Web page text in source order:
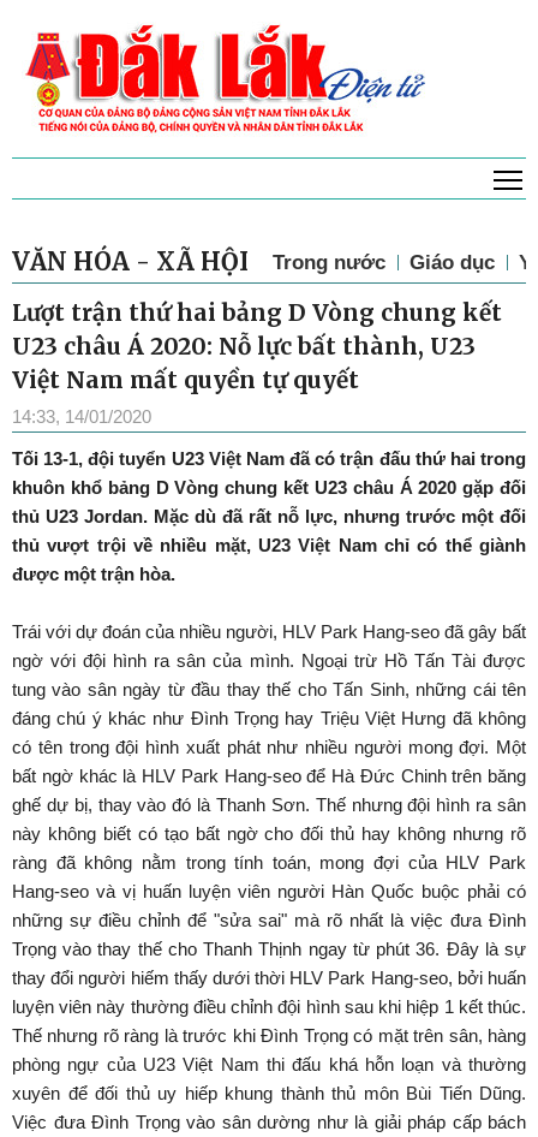
VĂN HÓA - XÃ HỘI Trong nước Giáo dục Y
Lượt trận thứ hai bảng D Vòng chung kết
U23 châu Á 2020: Nỗ lực bất thành, U23
Việt Nam mất quyền tự quyết
14:33, 14/01/2020
Tối 13-1, đội tuyển U23 Việt Nam đã có trận đấu thứ hai trong
khuôn khổ bảng D Vòng chung kết U23 châu Á 2020 gặp đối
thủ U23 Jordan. Mặc dù đã rất nỗ lực, nhưng trước một đối
thủ vượt trội về nhiều mặt, U23 Việt Nam chỉ có thể giành
được một trận hòa.
Trái với dự đoán của nhiều người, HLV Park Hang-seo đã gây bất
ngờ với đội hình ra sân của mình. Ngoại trừ Hồ Tấn Tài được
tung vào sân ngày từ đầu thay thế cho Tấn Sinh, những cái tên
đáng chú ý khác như Đình Trọng hay Triệu Việt Hưng đã không
có tên trong đội hình xuất phát như nhiều người mong đợi. Một
bất ngờ khác là HLV Park Hang-seo để Hà Đức Chinh trên băng
ghế dự bị, thay vào đó là Thanh Sơn. Thế nhưng đội hình ra sân
này không biết có tạo bất ngờ cho đối thủ hay không nhưng rõ
ràng đã không nằm trong tính toán, mong đợi của HLV Park
Hang-seo và vị huấn luyện viên người Hàn Quốc buộc phải có
những sự điều chỉnh để "sửa sai" mà rõ nhất là việc đưa Đình
Trọng vào thay thế cho Thanh Thịnh ngay từ phút 36. Đây là sự
thay đổi người hiếm thấy dưới thời HLV Park Hang-seo, bởi huấn
luyện viên này thường điều chỉnh đội hình sau khi hiệp 1 kết thúc.
Thế nhưng rõ ràng là trước khi Đình Trọng có mặt trên sân, hàng
phòng ngự của U23 Việt Nam thi đấu khá hỗn loạn và thường
xuyên để đối thủ uy hiếp khung thành thủ môn Bùi Tiến Dũng.
Việc đưa Đình Trọng vào sân dường như là giải pháp cấp bách